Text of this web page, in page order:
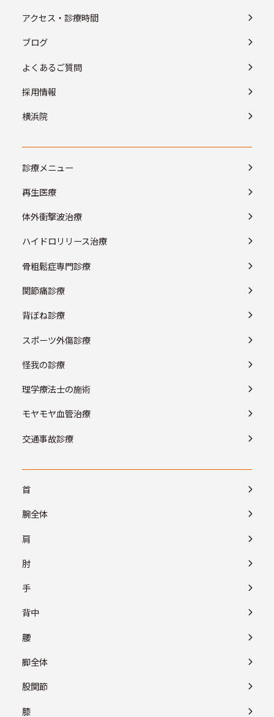
アクセス・診療時間
ブログ
よくあるご質問
採用情報
横浜院
診療メニュー
再生医療
体外衝撃波治療
ハイドロリリース治療
骨粗鬆症専門診療
関節痛診療
背ぼね診療
スポーツ外傷診療
怪我の診療
理学療法士の施術
モヤモヤ血管治療
交通事故診療
首
腕全体
肩
肘
手
背中
腰
脚全体
股関節
膝